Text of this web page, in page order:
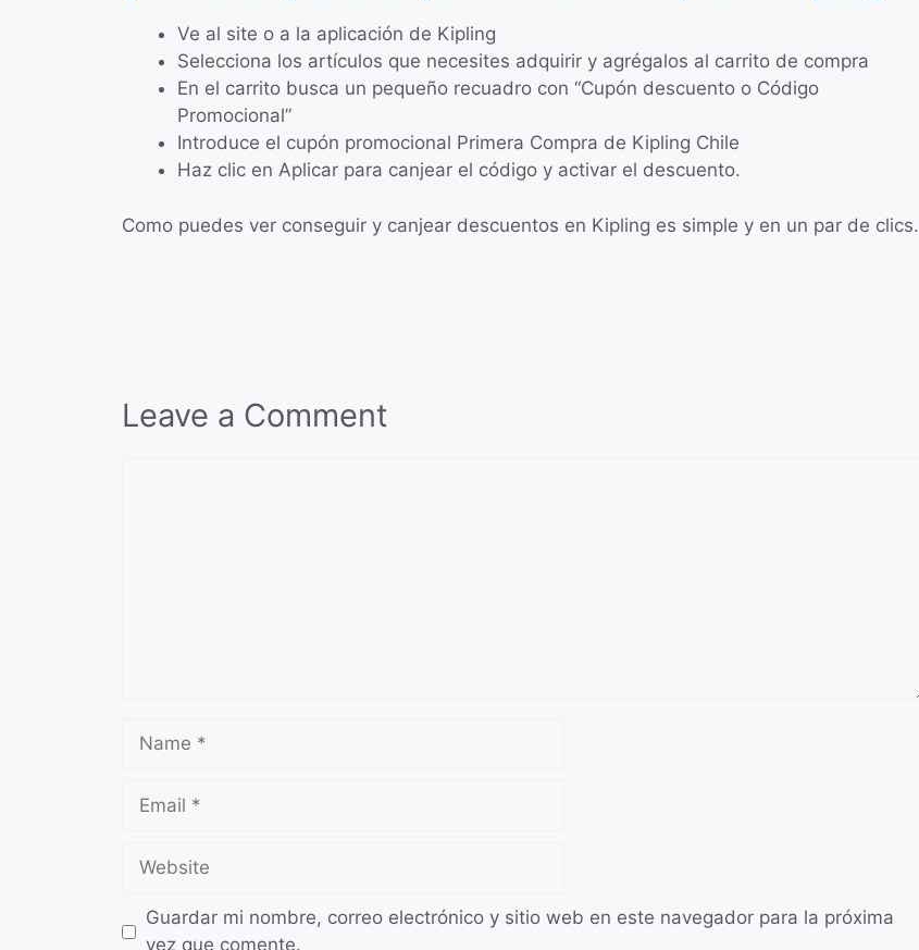
Ve al site o a la aplicación de Kipling
Selecciona los artículos que necesites adquirir y agrégalos al carrito de compra
En el carrito busca un pequeño recuadro con “Cupón descuento o Código
Promocional”
Introduce el cupón promocional Primera Compra de Kipling Chile
Haz clic en Aplicar para canjear el código y activar el descuento.
Como puedes ver conseguir y canjear descuentos en Kipling es simple y en un par de clics.
Leave a Comment
Name
Email
Website
Guardar mi nombre, correo electrónico y sitio web en este navegador para la próxima
vez que comente.